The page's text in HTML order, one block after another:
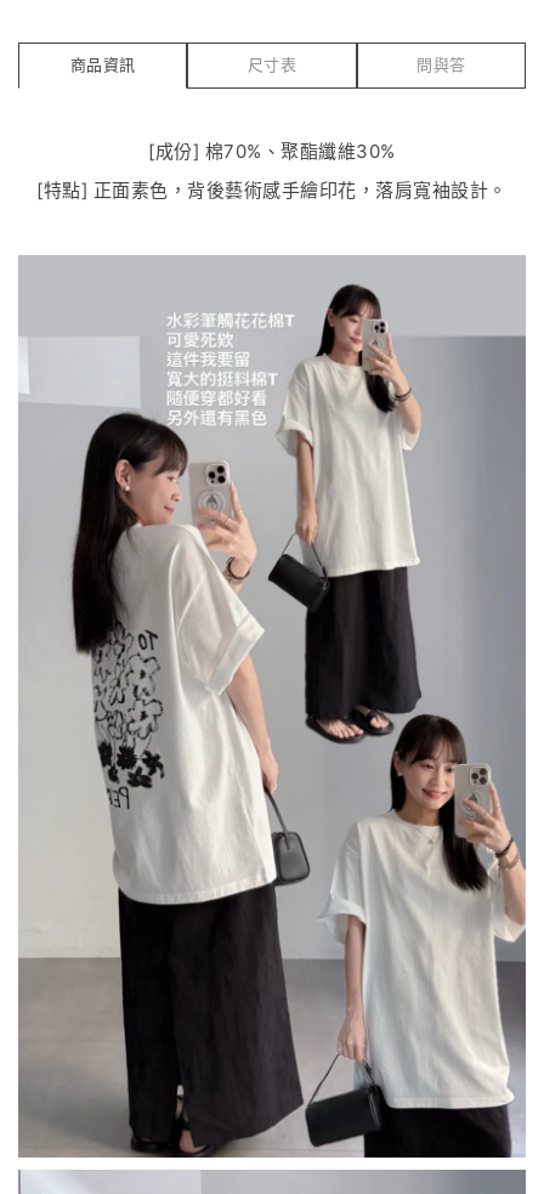
商品資訊 尺寸表 問與答
[成份] 棉70%、聚酯纖維30%
[特點] 正面素色，背後藝術感手繪印花，落肩寬袖設計。